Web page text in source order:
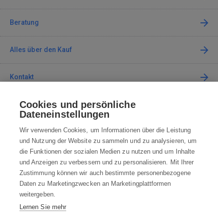
Beratung
Alles über den Kauf
Kontakt
Kontaktieren Sie uns
info@robotworld.de
+49 25 197 159 962 Mo-Fr 8:00—16:00 Uhr
ALLE KONTAKTE
WIDERRUFSBELEHRUNG
Cookies und persönliche
Dateneinstellungen
Wir verwenden Cookies, um Informationen über die Leistung
und Nutzung der Website zu sammeln und zu analysieren, um
die Funktionen der sozialen Medien zu nutzen und um Inhalte
und Anzeigen zu verbessern und zu personalisieren. Mit Ihrer
Zustimmung können wir auch bestimmte personenbezogene
Daten zu Marketingzwecken an Marketingplattformen
weitergeben.
Lernen Sie mehr